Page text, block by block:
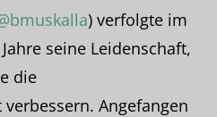
) verfolgte im
seine Leidenschaft,
die
Angefangen